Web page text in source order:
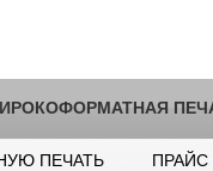
ПЕЧАТЬ